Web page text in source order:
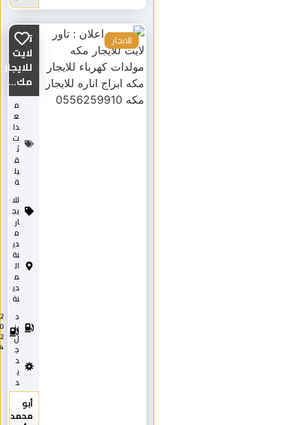
تاور
لايت
للايجار
مك...
م
ع
دا
ت
ق
يل
ة
للا
يج
ار
م
دي
نة
م
دي
نة
يز
ل
د
د
2
0
2
4
أبو
محمد
للايجار